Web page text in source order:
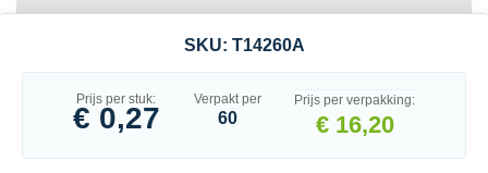
SKU: T14260A
Prijs per stuk:
€ 0,27
Verpakt per
60
Prijs per verpakking:
€ 16,20